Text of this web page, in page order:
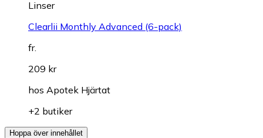
Linser
Clearlii Monthly Advanced (6-pack)
fr.
209 kr
hos Apotek Hjärtat
+2 butiker
Hoppa över innehållet